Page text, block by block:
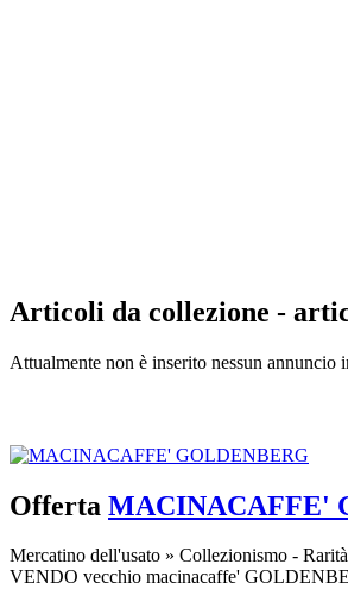
Articoli da collezione -
Attualmente non è inserito nessun annuncio
Offerta MACINACAFFE'
Mercatino dell'usato » Collezionismo - Rarità
VENDO vecchio macinacaffe'